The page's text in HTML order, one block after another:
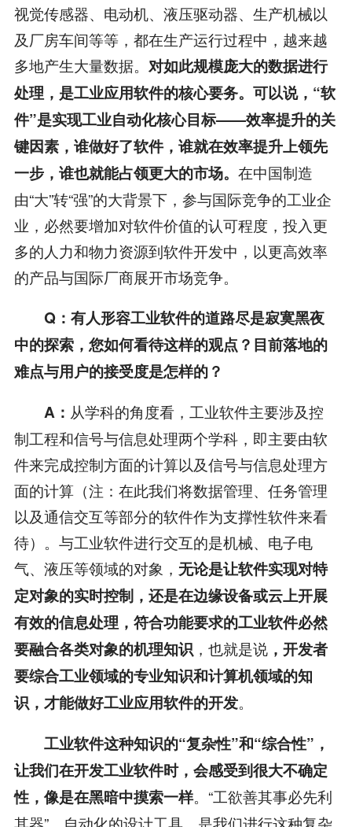
视觉传感器、电动机、液压驱动器、生产机械以
及厂房车间等等，都在生产运行过程中，越来越
多地产生大量数据。 对如此规模庞大的数据进行
处理，是工业应用软件的核心要务。可以说，“软
件”是实现工业自动化核心目标——效率提升的关
键因素，谁做好了软件，谁就在效率提升上领先
一步，谁也就能占领更大的市场。 在中国制造
由“大”转“强”的大背景下，参与国际竞争的工业企
业，必然要增加对软件价值的认可程度，投入更
多的人力和物力资源到软件开发中，以更高效率
的产品与国际厂商展开市场竞争。
Q：有人形容工业软件的道路尽是寂寞黑夜
中的探索，您如何看待这样的观点？目前落地的
难点与用户的接受度是怎样的？
A： 从学科的角度看，工业软件主要涉及控
制工程和信号与信息处理两个学科，即主要由软
件来完成控制方面的计算以及信号与信息处理方
面的计算（注：在此我们将数据管理、任务管理
以及通信交互等部分的软件作为支撑性软件来看
待）。与工业软件进行交互的是机械、电子电
气、液压等领域的对象， 无论是让软件实现对特
定对象的实时控制，还是在边缘设备或云上开展
有效的信息处理，符合功能要求的工业软件必然
要融合各类对象的机理知识 ，也就是说，开发者
要综合工业领域的专业知识和计算机领域的知
识，才能做好工业应用软件的开发。
工业软件这种知识的“复杂性”和“综合性”，
让我们在开发工业软件时，会感受到很大不确定
性，像是在黑暗中摸索一样。“工欲善其事必先利